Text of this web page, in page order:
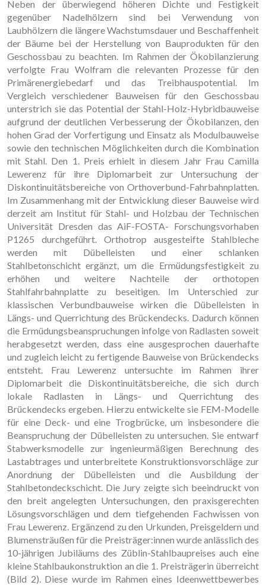
Neben der überwiegend höheren Dichte und Festigkeit
gegenüber Nadelhölzern sind bei Verwendung von
Laubhölzern die längere Wachstumsdauer und Beschaffenheit
der Bäume bei der Herstellung von Bauprodukten für den
Geschossbau zu beachten. Im Rahmen der Ökobilanzierung
verfolgte Frau Wolfram die relevanten Prozesse für den
Primärenergiebedarf und das Treibhauspotential. Im
Vergleich verschiedener Bauweisen für den Geschossbau
unterstrich sie das Potential der Stahl-Holz-Hybridbauweise
aufgrund der deutlichen Verbesserung der Ökobilanzen, den
hohen Grad der Vorfertigung und Einsatz als Modulbauweise
sowie den technischen Möglichkeiten durch die Kombination
mit Stahl. Den 1. Preis erhielt in diesem Jahr Frau Camilla
Lewerenz für ihre Diplomarbeit zur Untersuchung der
Diskontinuitätsbereiche von Orthoverbund-Fahrbahnplatten.
Im Zusammenhang mit der Entwicklung dieser Bauweise wird
derzeit am Institut für Stahl- und Holzbau der Technischen
Universität Dresden das AiF-FOSTA- Forschungsvorhaben
P1265 durchgeführt. Orthotrop ausgesteifte Stahlbleche
werden mit Dübelleisten und einer schlanken
Stahlbetonschicht ergänzt, um die Ermüdungsfestigkeit zu
erhöhen und weitere Nachteile der orthotopen
Stahlfahrbahnplatte zu beseitigen. Im Unterschied zur
klassischen Verbundbauweise wirken die Dübelleisten in
Längs- und Querrichtung des Brückendecks. Dadurch können
die Ermüdungsbeanspruchungen infolge von Radlasten soweit
herabgesetzt werden, dass eine ausgesprochen dauerhafte
und zugleich leicht zu fertigende Bauweise von Brückendecks
entsteht. Frau Lewerenz untersuchte im Rahmen ihrer
Diplomarbeit die Diskontinuitätsbereiche, die sich durch
lokale Radlasten in Längs- und Querrichtung des
Brückendecks ergeben. Hierzu entwickelte sie FEM-Modelle
für eine Deck- und eine Trogbrücke, um insbesondere die
Beanspruchung der Dübelleisten zu untersuchen. Sie entwarf
Stabwerksmodelle zur ingenieurmäßigen Berechnung des
Lastabtrages und unterbreitete Konstruktionsvorschläge zur
Anordnung der Dübelleisten und die Ausbildung der
Stahlbetondeckschicht. Die Jury zeigte sich beeindruckt von
den breit angelegten Untersuchungen, den praxisgerechten
Lösungsvorschlägen und dem tiefgehenden Fachwissen von
Frau Lewerenz. Ergänzend zu den Urkunden, Preisgeldern und
Blumensträußen für die Preisträger:innen wurde anlässlich des
10-jährigen Jubiläums des Züblin-Stahlbaupreises auch eine
kleine Stahlbaukonstruktion an die 1. Preisträgerin überreicht
(Bild 2). Diese wurde im Rahmen eines Ideenwettbewerbes